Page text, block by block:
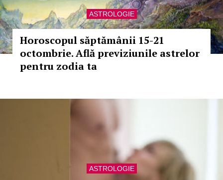
ASTROLOGIE
Horoscopul săptămânii 15-21
octombrie. Află previziunile astrelor
pentru zodia ta
ASTROLOGIE